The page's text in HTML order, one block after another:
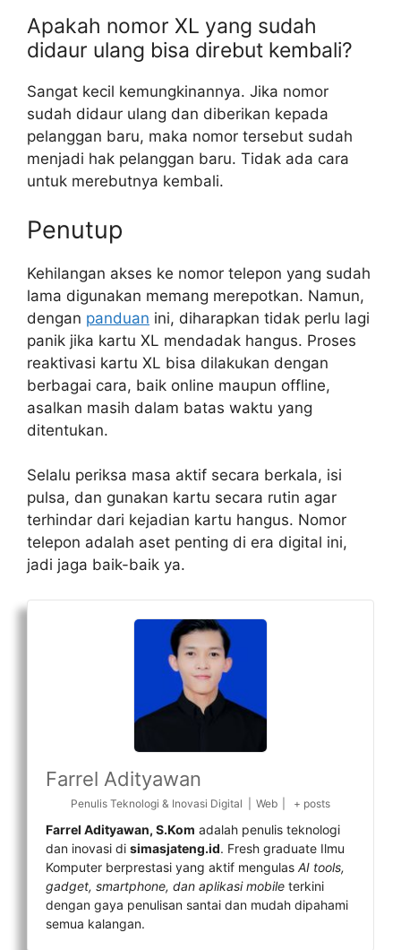
Apakah nomor XL yang sudah
didaur ulang bisa direbut kembali?
Sangat kecil kemungkinannya. Jika nomor
sudah didaur ulang dan diberikan kepada
pelanggan baru, maka nomor tersebut sudah
menjadi hak pelanggan baru. Tidak ada cara
untuk merebutnya kembali.
Penutup
Kehilangan akses ke nomor telepon yang sudah
lama digunakan memang merepotkan. Namun,
dengan panduan ini, diharapkan tidak perlu lagi
panik jika kartu XL mendadak hangus. Proses
reaktivasi kartu XL bisa dilakukan dengan
berbagai cara, baik online maupun offline,
asalkan masih dalam batas waktu yang
ditentukan.
Selalu periksa masa aktif secara berkala, isi
pulsa, dan gunakan kartu secara rutin agar
terhindar dari kejadian kartu hangus. Nomor
telepon adalah aset penting di era digital ini,
jadi jaga baik-baik ya.
Farrel Adityawan
Penulis Teknologi & Inovasi Digital Web + posts
Farrel Adityawan, S.Kom adalah penulis teknologi
dan inovasi di simasjateng.id. Fresh graduate Ilmu
Komputer berprestasi yang aktif mengulas AI tools,
gadget, smartphone, dan aplikasi mobile terkini
dengan gaya penulisan santai dan mudah dipahami
semua kalangan.